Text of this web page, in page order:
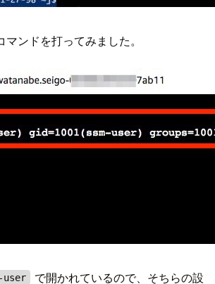
ンドを打ってみました。
user
で開かれているので、そちらの設